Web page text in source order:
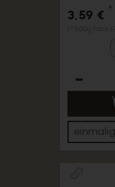
3,59 € *